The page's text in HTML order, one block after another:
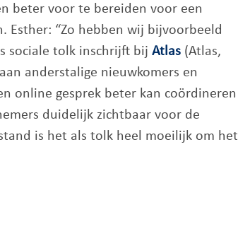
beter voor te bereiden voor een
Esther: “Zo hebben wij bijvoorbeeld
sociale tolk inschrijft bij Atlas (Atlas,
anderstalige nieuwkomers en
online gesprek beter kan coördineren
duidelijk zichtbaar voor de
is het als tolk heel moeilijk om het